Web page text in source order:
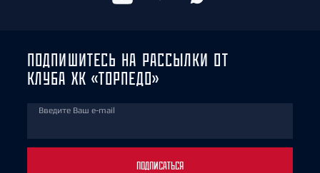
ПОДПИШИТЕСЬ НА РАССЫЛКИ ОТ
КЛУБА ХК «ТОРПЕДО»
Введите Ваш e-mail
ПОДПИСАТЬСЯ